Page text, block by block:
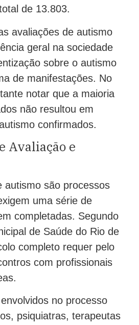
de 13.803.
avaliações de autismo
geral na sociedade
sobre o autismo
de manifestações. No
notar que a maioria
não resultou em
confirmados.
Avaliação e
autismo são processos
uma série de
completadas. Segundo
de Saúde do Rio de
completo requer pelo
com profissionais
no processo
psiquiatras, terapeutas